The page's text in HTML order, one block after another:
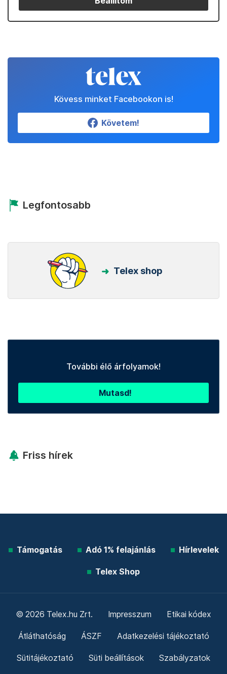
Kövess minket Facebookon is!
Követem!
Legfontosabb
Telex shop
További élő árfolyamok!
Mutasd!
Friss hírek
Támogatás Adó 1% felajánlás Hírlevelek
Telex Shop
© 2026 Telex.hu Zrt. Impresszum Etikai kódex
Átláthatóság ÁSZF Adatkezelési tájékoztató
Sütitájékoztató Süti beállítások Szabályzatok